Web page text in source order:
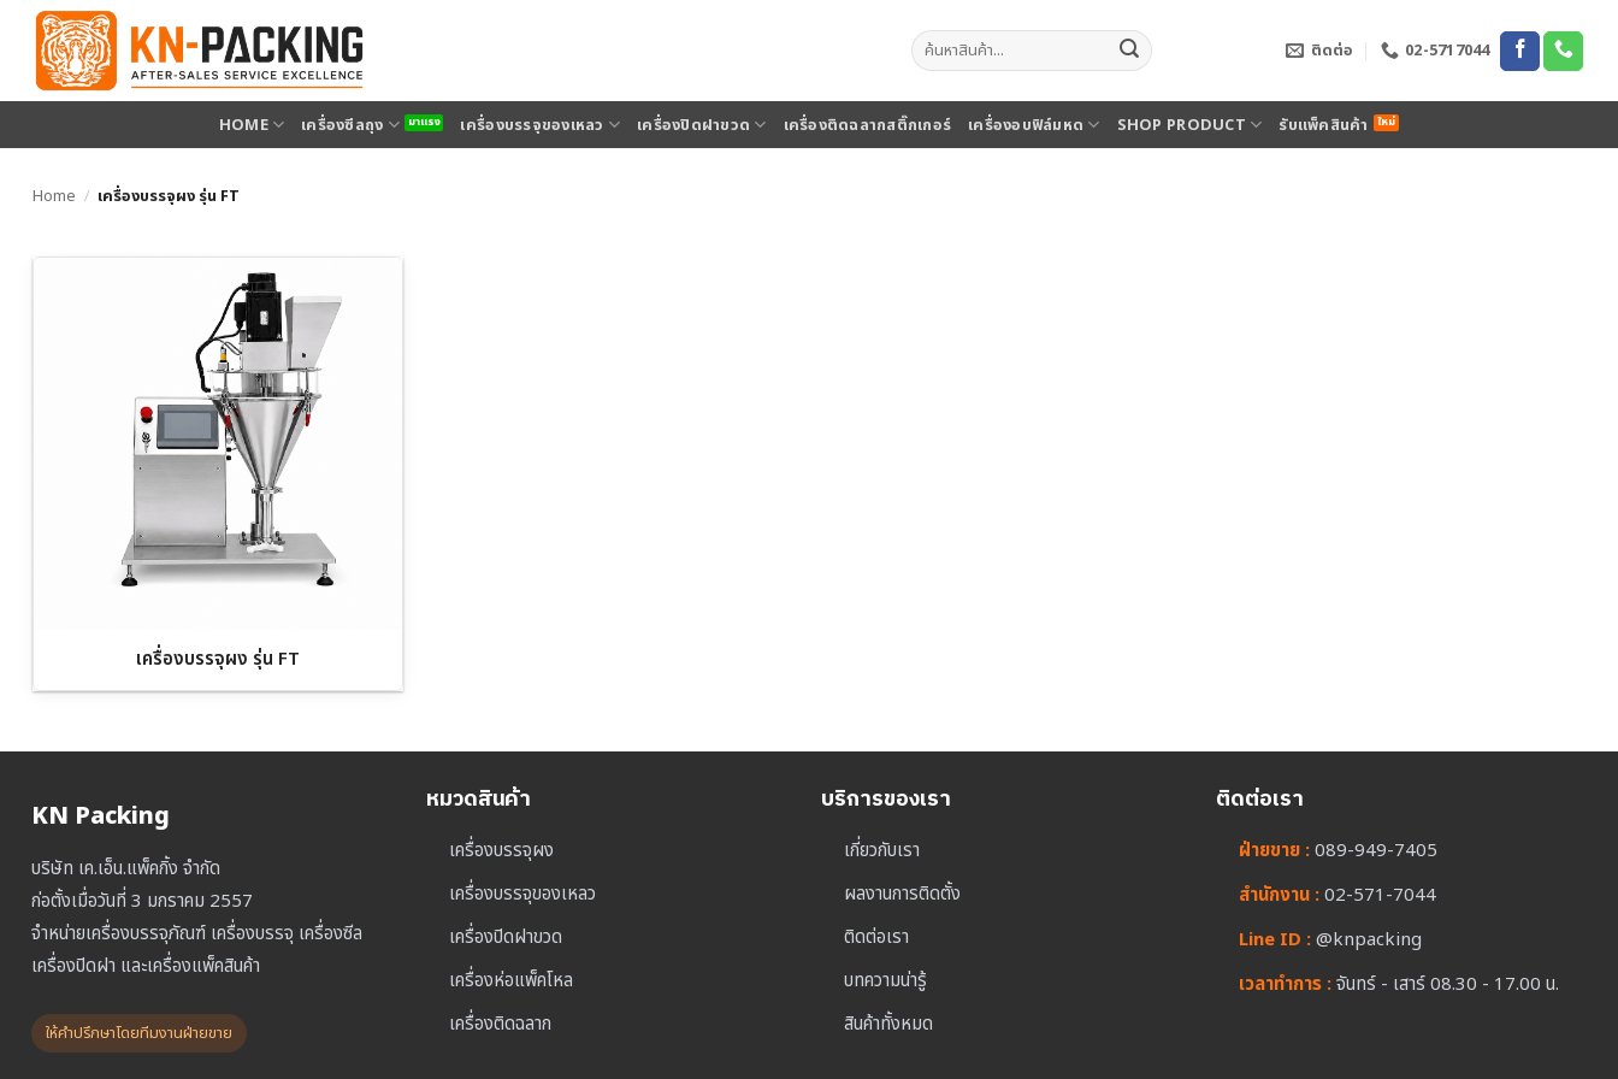
เนื้อหา
ค้นหา: ติดต่อ 02-5717044
HOME เครื่องซีลถุง เครื่องบรรจุของเหลว เครื่องปิดฝาขวด เครื่องติดฉลากสติ๊กเกอร์ เครื่องอบฟิล์มหด SHOP PRODUCT รับแพ็คสินค้า
Home / เครื่องบรรจุผง รุ่น FT
เครื่องบรรจุผง รุ่น FT
KN Packing
บริษัท เค.เอ็น.แพ็คกิ้ง จำกัด
ก่อตั้งเมื่อวันที่ 3 มกราคม 2557
จำหน่ายเครื่องบรรจุภัณฑ์ เครื่องบรรจุ เครื่องซีล
เครื่องปิดฝา และเครื่องแพ็คสินค้า
ให้คำปรึกษาโดยทีมงานฝ่ายขาย
หมวดสินค้า
เครื่องบรรจุผง
เครื่องบรรจุของเหลว
เครื่องปิดฝาขวด
เครื่องห่อแพ็คโหล
เครื่องติดฉลาก
บริการของเรา
เกี่ยวกับเรา
ผลงานการติดตั้ง
ติดต่อเรา
บทความน่ารู้
สินค้าทั้งหมด
ติดต่อเรา
ฝ่ายขาย :089-949-7405
สำนักงาน :02-571-7044
Line ID :@knpacking
เวลาทำการ :จันทร์ - เสาร์ 08.30 - 17.00 น.